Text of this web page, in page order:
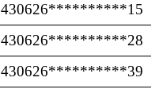
430626**********15
430626**********28
430626**********39